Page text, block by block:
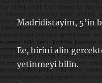
Madridistayim, 5’in
Ee, birini alin
yetinmeyi bilin.